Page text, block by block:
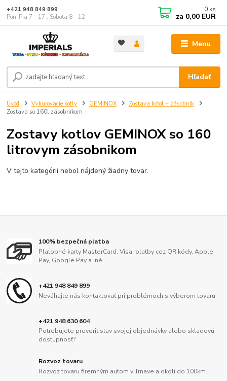
Menu
Hľadať
+421 948 849 899
Pon-Pia 7 - 17 ; Sobota 8 - 12
0 ks
za 0,00 EUR
Úvod Vykurovacie kotly GEMINOX
Zostava kotol + zásobník
Zostava so 160l zásobníkom
Zostavy kotlov GEMINOX so 160
litrovym zásobnikom
V tejto kategórii nebol nájdený žiadny tovar.
100% bezpečná platba
Platobné karty MasterCard, Visa, platby cez QR kódy, Apple
Pay, Google Pay a iné
+421 948 849 899
Neváhajte nás kontaktovať pri problémoch s výberom tovaru
+421 948 630 604
Potrebujete preveriť stav svojej objednávky alebo skladovú
dostupnosť?
Rozvoz tovaru
Rozvoz tovaru firemným autom v Trnave a okolí do 100km.